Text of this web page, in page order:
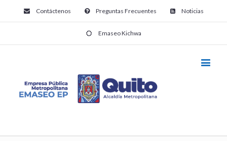
Contáctenos Preguntas Frecuentes Noticias
Emaseo Kichwa